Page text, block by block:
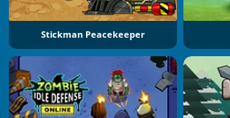
Stickman Peacekeeper